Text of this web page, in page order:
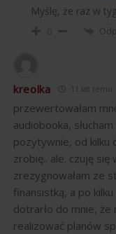
Myślę, że raz w
0
kreolka 11 lat temu
przewertowałam
audiobooka,
pozytywnie, od kilku
zrobię.. ale. czuję
zrezygnowałam ze
finansistką, a po
dotrarło do mnie,
realizować planów